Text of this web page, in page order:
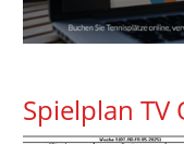
Spielplan TV